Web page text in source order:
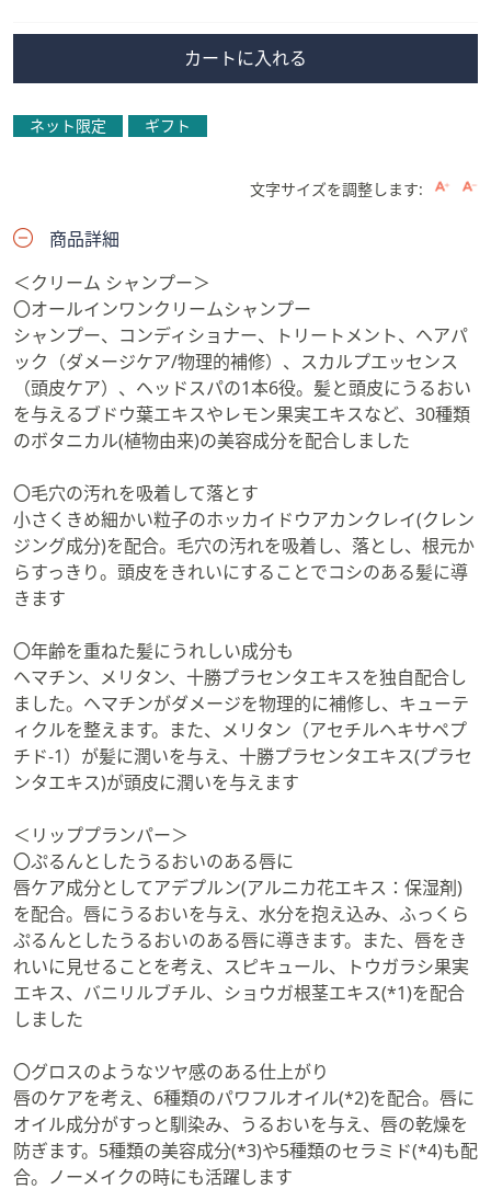
カートに入れる
ネット限定 ギフト
文字サイズを調整します:
商品詳細
＜クリーム シャンプー＞
〇オールインワンクリームシャンプー
シャンプー、コンディショナー、トリートメント、ヘアパ
ック（ダメージケア/物理的補修）、スカルプエッセンス
（頭皮ケア）、ヘッドスパの1本6役。髪と頭皮にうるおい
を与えるブドウ葉エキスやレモン果実エキスなど、30種類
のボタニカル(植物由来)の美容成分を配合しました
〇毛穴の汚れを吸着して落とす
小さくきめ細かい粒子のホッカイドウアカンクレイ(クレン
ジング成分)を配合。毛穴の汚れを吸着し、落とし、根元か
らすっきり。頭皮をきれいにすることでコシのある髪に導
きます
〇年齢を重ねた髪にうれしい成分も
ヘマチン、メリタン、十勝プラセンタエキスを独自配合し
ました。ヘマチンがダメージを物理的に補修し、キューテ
ィクルを整えます。また、メリタン（アセチルヘキサペプ
チド-1）が髪に潤いを与え、十勝プラセンタエキス(プラセ
ンタエキス)が頭皮に潤いを与えます
＜リッププランパー＞
〇ぷるんとしたうるおいのある唇に
唇ケア成分としてアデプルン(アルニカ花エキス：保湿剤)
を配合。唇にうるおいを与え、水分を抱え込み、ふっくら
ぷるんとしたうるおいのある唇に導きます。また、唇をき
れいに見せることを考え、スピキュール、トウガラシ果実
エキス、バニリルブチル、ショウガ根茎エキス(*1)を配合
しました
〇グロスのようなツヤ感のある仕上がり
唇のケアを考え、6種類のパワフルオイル(*2)を配合。唇に
オイル成分がすっと馴染み、うるおいを与え、唇の乾燥を
防ぎます。5種類の美容成分(*3)や5種類のセラミド(*4)も配
合。ノーメイクの時にも活躍します